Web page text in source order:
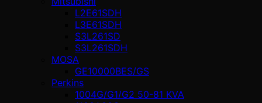
L2E61SDH
L3E61SDH
S3L261SD
S3L261SDH
MOSA
GE10000BES/GS
Perkins
1004G/G1/G2 50-81 KVA